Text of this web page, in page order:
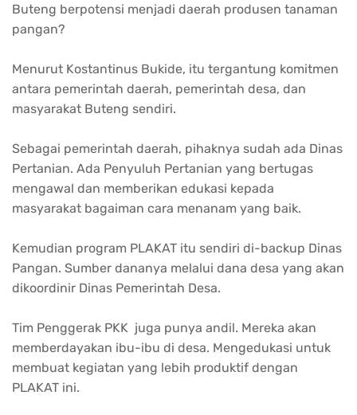
Buteng berpotensi menjadi daerah produsen tanaman
pangan?
Menurut Kostantinus Bukide, itu tergantung komitmen
antara pemerintah daerah, pemerintah desa, dan
masyarakat Buteng sendiri.
Sebagai pemerintah daerah, pihaknya sudah ada Dinas
Pertanian. Ada Penyuluh Pertanian yang bertugas
mengawal dan memberikan edukasi kepada
masyarakat bagaiman cara menanam yang baik.
Kemudian program PLAKAT itu sendiri di-backup Dinas
Pangan. Sumber dananya melalui dana desa yang akan
dikoordinir Dinas Pemerintah Desa.
Tim Penggerak PKK juga punya andil. Mereka akan
memberdayakan ibu-ibu di desa. Mengedukasi untuk
membuat kegiatan yang lebih produktif dengan
PLAKAT ini.